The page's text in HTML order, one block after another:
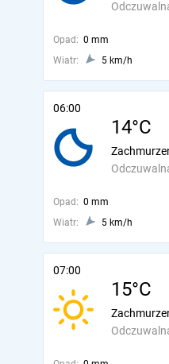
Opad: 0 mm
Wiatr:
5 km/h
06:00
14°C
Opad: 0 mm
Wiatr:
5 km/h
07:00
15°C